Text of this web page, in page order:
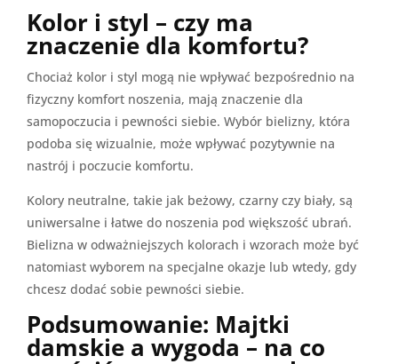
Kolor i styl – czy ma
znaczenie dla komfortu?
Chociaż kolor i styl mogą nie wpływać bezpośrednio na
fizyczny komfort noszenia, mają znaczenie dla
samopoczucia i pewności siebie. Wybór bielizny, która
podoba się wizualnie, może wpływać pozytywnie na
nastrój i poczucie komfortu.
Kolory neutralne, takie jak beżowy, czarny czy biały, są
uniwersalne i łatwe do noszenia pod większość ubrań.
Bielizna w odważniejszych kolorach i wzorach może być
natomiast wyborem na specjalne okazje lub wtedy, gdy
chcesz dodać sobie pewności siebie.
Podsumowanie: Majtki
damskie a wygoda – na co